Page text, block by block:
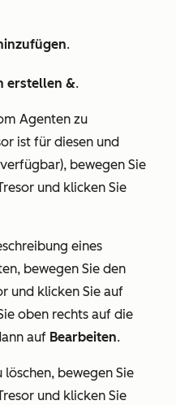
.
erstellen &.
Agenten zu
ist für diesen und
bewegen Sie
und klicken Sie
eines
bewegen Sie den
und klicken Sie auf
oben rechts auf die
auf Bearbeiten.
löschen, bewegen Sie
und klicken Sie